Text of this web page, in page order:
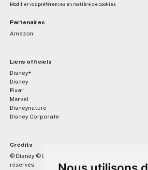
Modifier vos préférences en matière de cookies
Partenaires
Amazon
Liens officiels
Disney+
Disney
Pixar
Marvel
Disneynature
Disney Corporate
Crédits
© Disney © Disney/Pixar © &
réservés.